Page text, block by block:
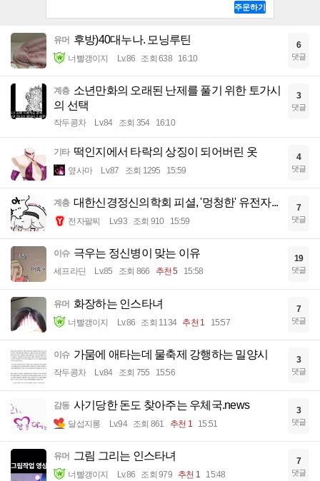
유머 후방)40대누나. 모닝루틴
너빨갱이지 Lv.86 조회 638 16:10
6
댓글
계층 소년만화의 오래된 난제를 풀기 위한 토가시
의 선택
작두콩차 Lv.84 조회 354 16:10
3
댓글
기타 떡인지에서 타락의 상징이 되어버린 옷
옆사마 Lv.87 조회 1295 15:59
4
댓글
계층 대한신경정신의학회 피셜, '멍청한' 유전자...
전자팔찌 Lv.93 조회 910 15:59
7
댓글
이슈 극우는 정신병이 맞는 이유
세프라딘 Lv.85 조회 866 추천 5 15:58
19
댓글
유머 화장하는 인스타녀
너빨갱이지 Lv.86 조회 1134 추천 1 15:57
7
댓글
이슈 가뭄에 애타는데 물축제 강행하는 밀양시
작두콩차 Lv.84 조회 755 15:56
3
댓글
감동 사기당한 돈도 찾아주는 우체국.news
달섭지롱 Lv.94 조회 861 추천 1 15:51
3
댓글
유머 그림 그리는 인스타녀
너빨갱이지 Lv.86 조회 979 추천 1 15:48
7
댓글